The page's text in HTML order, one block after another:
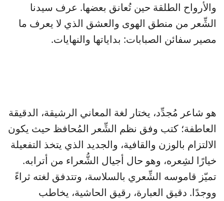
والأرواح الطلقة حين تُعانق بعضها. عرف سيدنا
الشِّعر من منطق الهوى والعشق الذي لا يعرف ما
مصير سفائن الصبابات: بداياتها والنهايات.
هو شاعر مُجدِّد، يختار لغة المعاني الرشيقة، الدقيقة
العاطفة؛ كتب وفق نظم الشِّعر المُحافظ حيث يكون
الالتزام بالوزن والقافية، والجديد الذي يتخذ التفعيلة
خيارًا لشِعره، وهو حال أجيال الشُّعراء من أترابه.
تميّز قاموسه الشِّعري بالسلاسة، وتتدفق لغته ثراءً
ووجدًا. دقيق العبارة، رقيق الحاشية، يخاطب